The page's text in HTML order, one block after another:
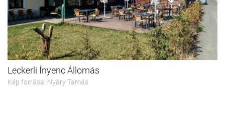
Leckerli Ínyenc Állomás
Kép forrása: Nyáry Tamás